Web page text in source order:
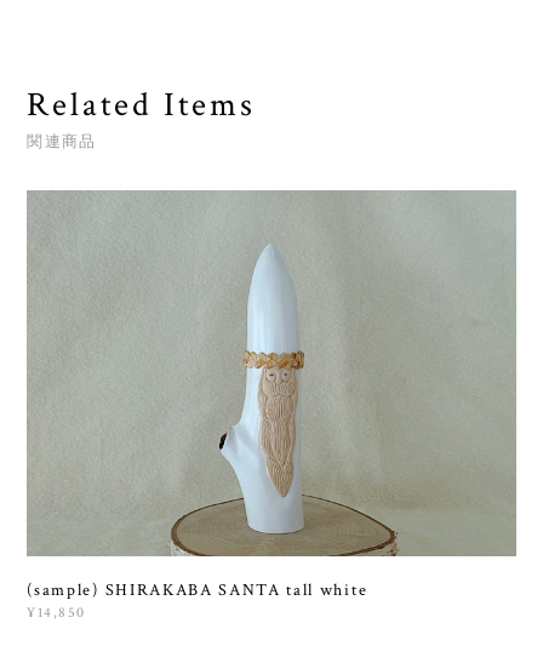
Related Items
関連商品
(sample) SHIRAKABA SANTA tall white
¥14,850